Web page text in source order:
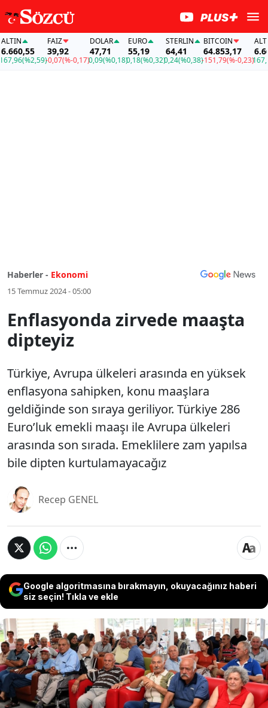
(%2,59)
39,92
-0,07(%-0,17)
DOLAR
47,71
0,09(%0,18)
EURO
55,19
0,18(%0,32)
STERLIN
64,41
0,24(%0,38)
BITCOIN
64.853,17
-151,79(%-0,23)
ALTIN
167,96
Haberler - Ekonomi
15 Temmuz 2024 - 05:00
Enflasyonda zirvede maaşta
dipteyiz
Türkiye, Avrupa ülkeleri arasında en yüksek
enflasyona sahipken, konu maaşlara
geldiğinde son sıraya geriliyor. Türkiye 286
Euro’luk emekli maaşı ile Avrupa ülkeleri
arasında son sırada. Emeklilere zam yapılsa
bile dipten kurtulamayacağız
Recep GENEL
Google algoritmasına bırakmayın, okuyacağınız haberi
siz seçin! Tıkla ve ekle
Türkiye, Avrupa ülkeleri arasında en yüksek
enflasyona sahipken, konu maaşlara
geldiğinde son sıraya geriliyor. Türkiye 286
Euro’luk emekli maaşı ile Avrupa ülkeleri